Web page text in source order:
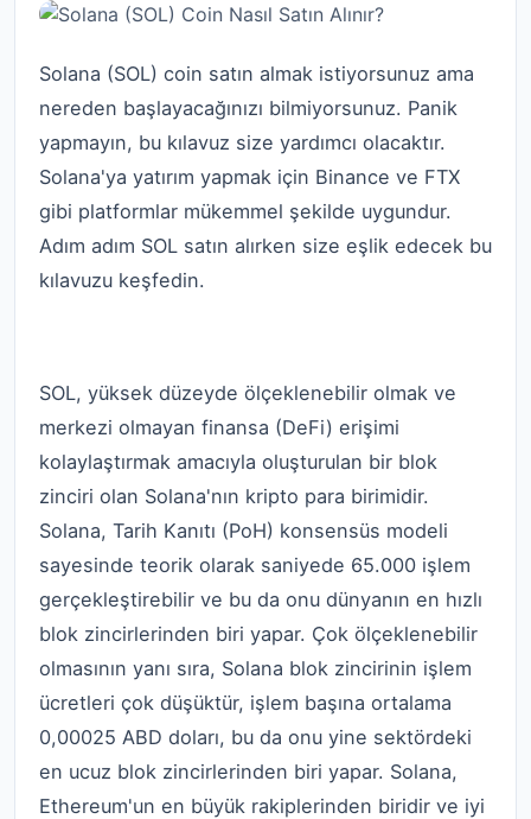
Solana (SOL) coin satın almak istiyorsunuz ama
nereden başlayacağınızı bilmiyorsunuz. Panik
yapmayın, bu kılavuz size yardımcı olacaktır.
Solana'ya yatırım yapmak için Binance ve FTX
gibi platformlar mükemmel şekilde uygundur.
Adım adım SOL satın alırken size eşlik edecek bu
kılavuzu keşfedin.
SOL, yüksek düzeyde ölçeklenebilir olmak ve
merkezi olmayan finansa (DeFi) erişimi
kolaylaştırmak amacıyla oluşturulan bir blok
zinciri olan Solana'nın kripto para birimidir.
Solana, Tarih Kanıtı (PoH) konsensüs modeli
sayesinde teorik olarak saniyede 65.000 işlem
gerçekleştirebilir ve bu da onu dünyanın en hızlı
blok zincirlerinden biri yapar. Çok ölçeklenebilir
olmasının yanı sıra, Solana blok zincirinin işlem
ücretleri çok düşüktür, işlem başına ortalama
0,00025 ABD doları, bu da onu yine sektördeki
en ucuz blok zincirlerinden biri yapar. Solana,
Ethereum'un en büyük rakiplerinden biridir ve iyi